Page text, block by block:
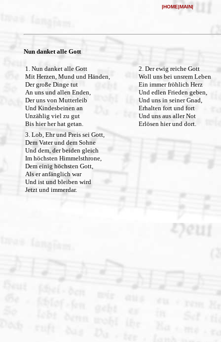
|HOME|MAIN|
Nun danket alle Gott
1. Nun danket alle Gott
Mit Herzen, Mund und Händen,
Der große Dinge tut
An uns und allen Enden,
Der uns von Mutterleib
Und Kindesbeinen an
Unzählig viel zu gut
Bis hier her hat getan.
2. Der ewig reiche Gott
Woll uns bei unsrem Leben
Ein immer fröhlich Herz
Und edlen Frieden geben,
Und uns in seiner Gnad,
Erhalten fort und fort
Und uns aus aller Not
Erlösen hier und dort.
3. Lob, Ehr und Preis sei Gott,
Dem Vater und dem Sohne
Und dem, der beiden gleich
Im höchsten Himmelsthrone,
Dem einig höchsten Gott,
Als er anfänglich war
Und ist und bleiben wird
Jetzt und immerdar.